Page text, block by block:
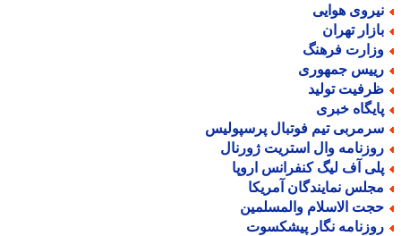
هوایی
تهران
فرهنگ
جمهوری
تولید
خبری
تیم فوتبال پرسپولیس
وال استریت ژورنال
آف لیگ کنفرانس اروپا
نمایندگان آمریکا
الاسلام والمسلمین
نگار پیشکسوت